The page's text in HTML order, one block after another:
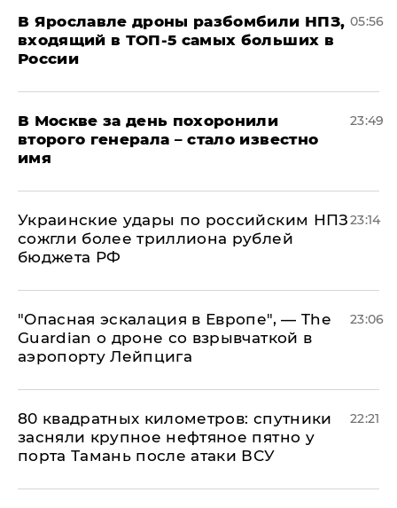
В Ярославле дроны разбомбили НПЗ,
входящий в ТОП-5 самых больших в
России
05:56
В Москве за день похоронили
второго генерала – стало известно
имя
23:49
Украинские удары по российским НПЗ
сожгли более триллиона рублей
бюджета РФ
23:14
"Опасная эскалация в Европе", — The
Guardian о дроне со взрывчаткой в
аэропорту Лейпцига
23:06
80 квадратных километров: спутники
засняли крупное нефтяное пятно у
порта Тамань после атаки ВСУ
22:21